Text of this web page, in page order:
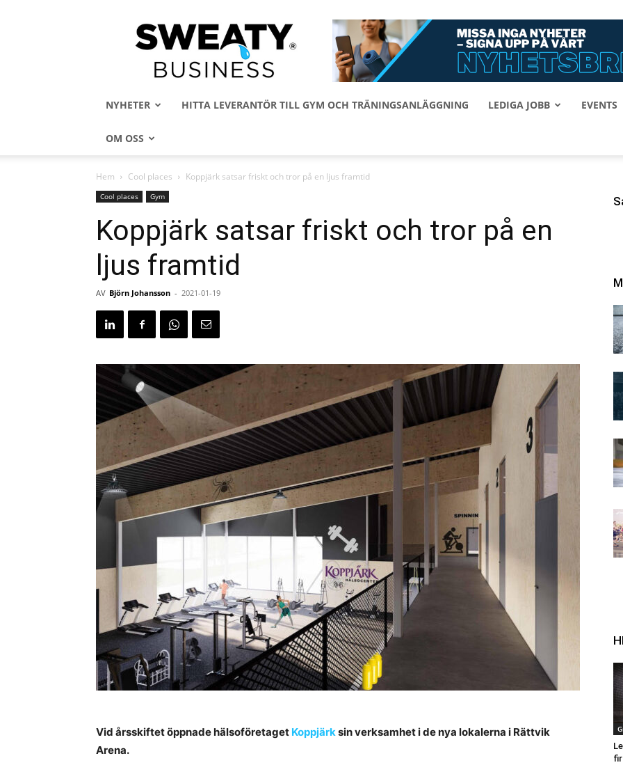
Sweaty
Business
NYHETER HITTA LEVERANTÖR TILL GYM OCH TRÄNINGSANLÄGGNING LEDIGA JOBB EVENTS
OM OSS
Hem Cool places Koppjärk satsar friskt och tror på en ljus framtid
Cool places Gym
Koppjärk satsar friskt och tror på en
ljus framtid
AV Björn Johansson - 2021-01-19
Vid årsskiftet öppnade hälsoföretaget Koppjärksin verksamhet i de nya lokalerna i Rättvik
Arena.